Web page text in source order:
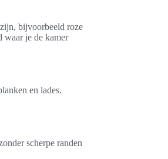
bijvoorbeeld roze
waar je de kamer
en lades.
scherpe randen